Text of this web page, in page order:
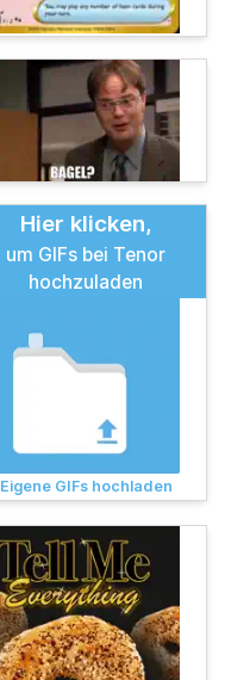
Hier klicken,
um GIFs bei Tenor
hochzuladen
Eigene GIFs hochladen